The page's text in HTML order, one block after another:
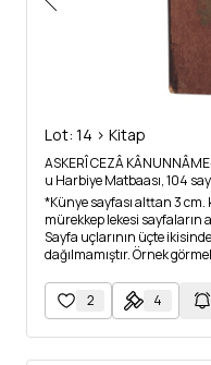
Lot: 14 > Kitap
ASKERÎ CEZÂ
u Harbiye Matbaası, 104
*Künye sayfası alttan 3 cm.
mürekkep lekesi sayfaların
Sayfa uçlarının üçte
dağılmamıştır. Örnek
2 4